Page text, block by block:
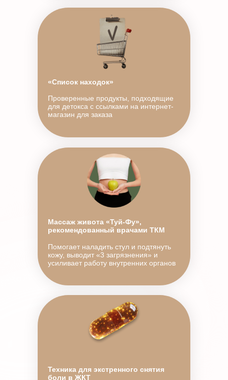
Проверенные продукты, подходящие
для детокса с ссылками на интернет-
магазин для заказа
«Список находок»
Помогает наладить стул и подтянуть
кожу, выводит «3 загрязнения» и
усиливает работу внутренних органов
Массаж живота «Туй-Фу»,
рекомендованный врачами ТКМ
Техника для экстренного снятия
боли в ЖКТ